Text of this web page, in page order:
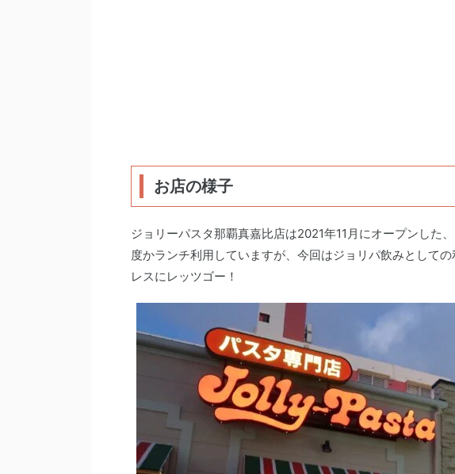
お店の様子
ジョリーパスタ那覇真嘉比店は2021年11月にオープンした
度かランチ利用していますが、今回はジョリパ飲みとして
レスにレッツゴー！